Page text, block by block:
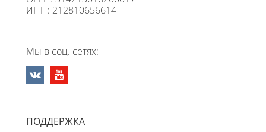
ИНН: 212810656614
Мы в соц. сетях:
ПОДДЕРЖКА